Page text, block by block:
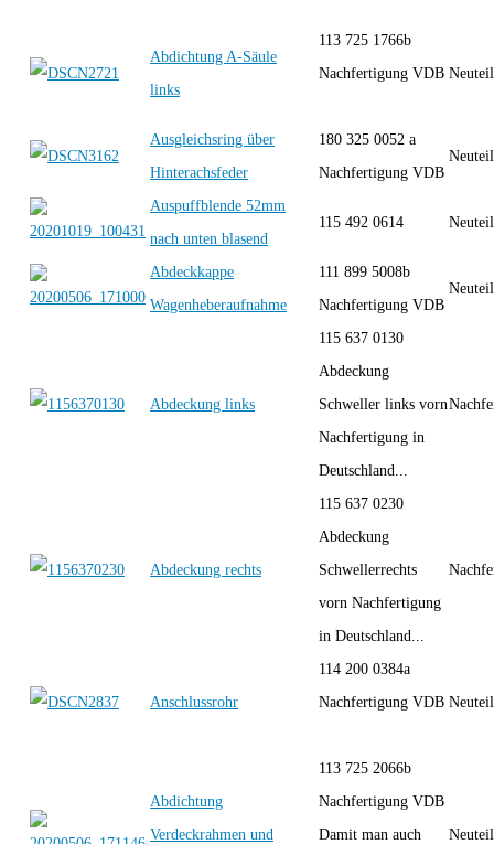
Abdichtung A-Säule
links
113 725 1766b
Nachfertigung VDB
Ausgleichsring über
Hinterachsfeder
180 325 0052 a
Nachfertigung VDB
Auspuffblende 52mm
nach unten blasend
115 492 0614
Abdeckkappe
Wagenheberaufnahme
111 899 5008b
Nachfertigung VDB
Abdeckung links
115 637 0130
Abdeckung
Schweller links vorn
Nachfertigung in
Deutschland...
Abdeckung rechts
115 637 0230
Abdeckung
Schwellerrechts
vorn Nachfertigung
in Deutschland...
Anschlussrohr
114 200 0384a
Nachfertigung VDB
Abdichtung
Verdeckrahmen und
113 725 2066b
Nachfertigung VDB
Damit man auch